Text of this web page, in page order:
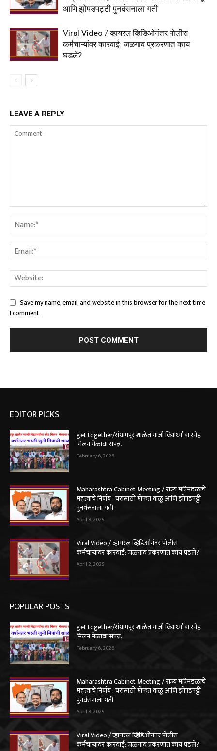
आणि झोपडपट्टी पुनर्वसनाला गती
Viral Video / व्हायरल व्हिडिओनंतर पोलीस
कर्मचाऱ्यांवर कारवाई: जळगाव प्रकरणात काय
घडले?
LEAVE A REPLY
Save my name, email, and website in this browser for the next time
I comment.
EDITOR PICKS
get together/संग्रामपूर शाळेत माजी विद्यार्थ्यांचा स्नेह
मिलन मेळावा संपन्न.
February 6, 2026
Maharashtra Cabinet Meeting / राज्य मंत्रिमंडळाचे
महत्त्वाचे निर्णय : घरांसाठी मोफत वाळू आणि झोपडपट्टी
पुनर्वसनाला गती
April 8, 2025
Viral Video / व्हायरल व्हिडिओनंतर पोलीस
कर्मचाऱ्यांवर कारवाई: जळगाव प्रकरणात काय घडले?
April 2, 2025
POPULAR POSTS
get together/संग्रामपूर शाळेत माजी विद्यार्थ्यांचा स्नेह
मिलन मेळावा संपन्न.
February 6, 2026
Maharashtra Cabinet Meeting / राज्य मंत्रिमंडळाचे
महत्त्वाचे निर्णय : घरांसाठी मोफत वाळू आणि झोपडपट्टी
पुनर्वसनाला गती
April 8, 2025
Viral Video / व्हायरल व्हिडिओनंतर पोलीस
कर्मचाऱ्यांवर कारवाई: जळगाव प्रकरणात काय घडले?